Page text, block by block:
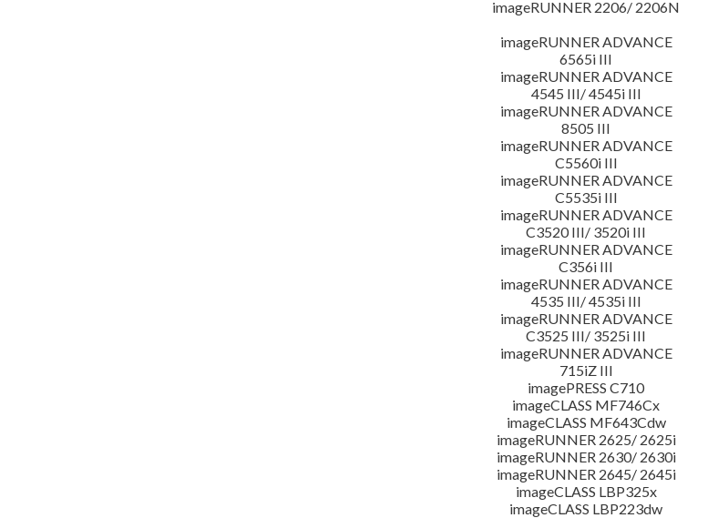
imageRUNNER 2206/ 2206N
imageRUNNER ADVANCE
6565i III
imageRUNNER ADVANCE
4545 III/ 4545i III
imageRUNNER ADVANCE
8505 III
imageRUNNER ADVANCE
C5560i III
imageRUNNER ADVANCE
C5535i III
imageRUNNER ADVANCE
C3520 III/ 3520i III
imageRUNNER ADVANCE
C356i III
imageRUNNER ADVANCE
4535 III/ 4535i III
imageRUNNER ADVANCE
C3525 III/ 3525i III
imageRUNNER ADVANCE
715iZ III
imagePRESS C710
imageCLASS MF746Cx
imageCLASS MF643Cdw
imageRUNNER 2625/ 2625i
imageRUNNER 2630/ 2630i
imageRUNNER 2645/ 2645i
imageCLASS LBP325x
imageCLASS LBP223dw